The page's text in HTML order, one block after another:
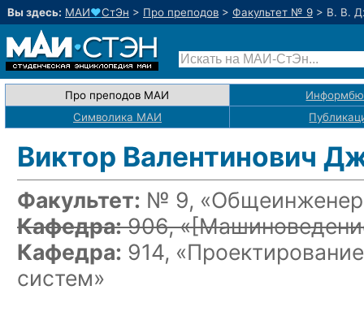
Вы здесь: МАИ♥СтЭн > Про преподов > Факультет № 9 > В. В.
Про преподов МАИ
Символика МАИ
Виктор Валентинович
Факультет: № 9,
Кафедра:906, «
Кафедра: 914,
систем»